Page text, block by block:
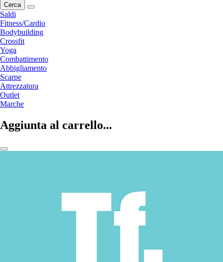
Cerca
Saldi
Fitness/Cardio
Bodybuilding
Crossfit
Yoga
Combattimento
Abbigliamento
Scarpe
Attrezzatura
Outlet
Marche
Aggiunta al carrello...